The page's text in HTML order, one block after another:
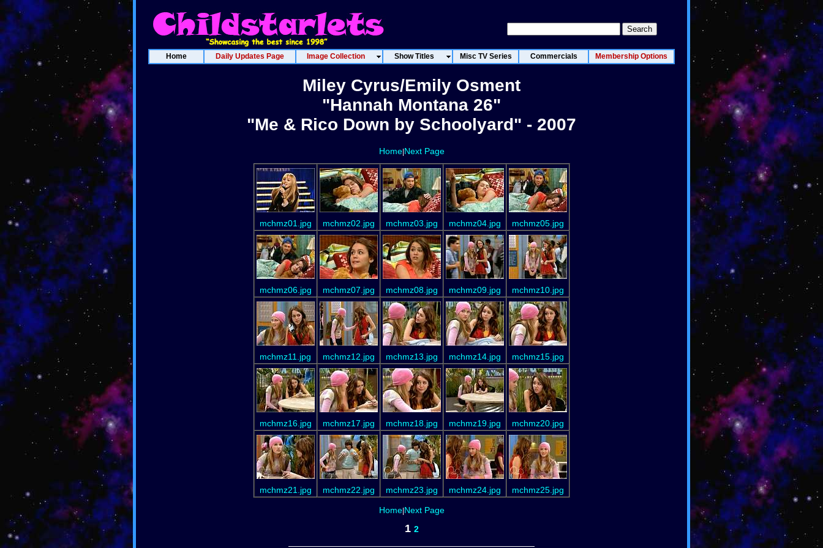
Home Daily Updates Page Image Collection Show Titles Misc TV Series Commercials Membership Options
Miley Cyrus/Emily Osment
"Hannah Montana 26"
"Me & Rico Down by Schoolyard" - 2007
Home|Next Page
mchmz01.jpg mchmz02.jpg mchmz03.jpg mchmz04.jpg mchmz05.jpg
mchmz06.jpg mchmz07.jpg mchmz08.jpg mchmz09.jpg mchmz10.jpg
mchmz11.jpg mchmz12.jpg mchmz13.jpg mchmz14.jpg mchmz15.jpg
mchmz16.jpg mchmz17.jpg mchmz18.jpg mchmz19.jpg mchmz20.jpg
mchmz21.jpg mchmz22.jpg mchmz23.jpg mchmz24.jpg mchmz25.jpg
Home|Next Page
1 2